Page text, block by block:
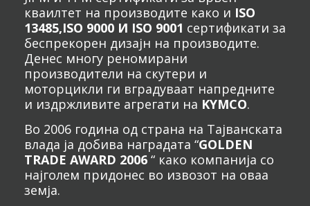
кваилтет на производите како и ISO
13485,ISO 9000 И ISO 9001 сертификати за
беспрекорен дизајн на производите.
Денес многу реномирани
производители на скутери и
моторцикли ги вградуваат напредните
и издржливите агрегати на KYMCO.
Во 2006 година од страна на Тајванската
влада ја добива наградата “GOLDEN
TRADE AWARD 2006 “ како компанија со
најголем придонес во извозот на оваа
земја.